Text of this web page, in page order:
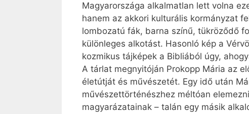
Magyarországa alkalmatlan lett volna
hanem az akkori kulturális kormányzat
lombozatú fák, barna színű, tükröződő
különleges alkotást. Hasonló kép a
kozmikus tájképek a Bibliából úgy,
A tárlat megnyitóján Prokopp Mária az
életútját és művészetét. Egy idő után
művészettörténészhez méltóan
magyarázatainak – talán egy másik